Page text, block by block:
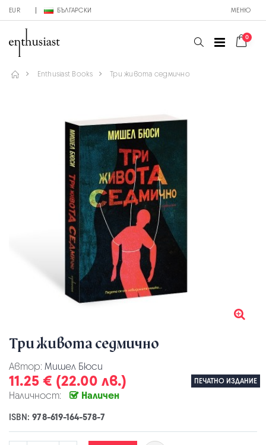
EUR БЪЛГАРСКИ МЕНЮ
0
Enthusiast Books Три живота седмично
Три живота седмично
Автор: Мишел Бюси
11.25 € (22.00 лв.) ПЕЧАТНО ИЗДАНИЕ
Наличност: Наличен
ISBN:978-619-164-578-7